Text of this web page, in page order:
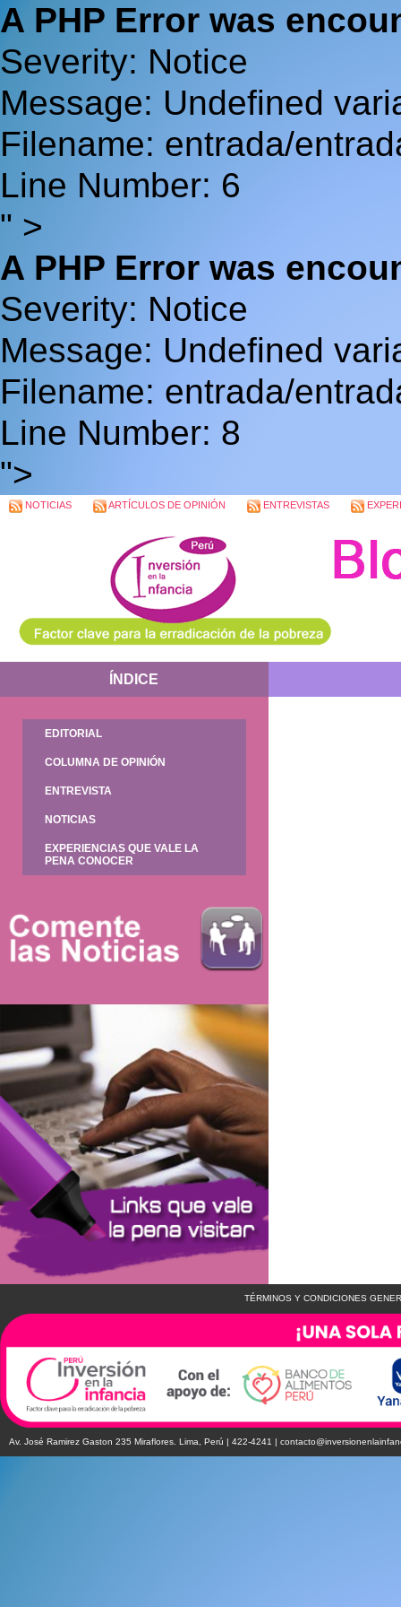
A PHP Error was
Severity: Notice
Message: Undefined
Filename: entrada/
Line Number: 6
" >
A PHP Error was
Severity: Notice
Message: Undefined
Filename: entrada/
Line Number: 8
">
NOTICIAS ARTÍCULOS DE OPINIÓN ENTREVISTAS
ÍNDICE
EDITORIAL
COLUMNA DE OPINIÓN
ENTREVISTA
NOTICIAS
EXPERIENCIAS QUE VALE LA
PENA CONOCER
TÉRMINOS Y CONDICIONES
Av. José Ramirez Gaston 235 Miraflores. Lima, Perú | 422-4241 |